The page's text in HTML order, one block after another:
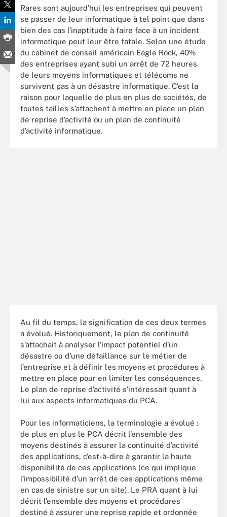
Rares sont aujourd’hui les entreprises qui peuvent
se passer de leur informatique à tel point que dans
bien des cas l’inaptitude à faire face à un incident
informatique peut leur être fatale. Selon une étude
du cabinet de conseil américain Eagle Rock, 40%
des entreprises ayant subi un arrêt de 72 heures
de leurs moyens informatiques et télécoms ne
survivent pas à un désastre informatique. C’est la
raison pour laquelle de plus en plus de sociétés, de
toutes tailles s’attachent à mettre en place un plan
de reprise d’activité ou un plan de continuité
d’activité informatique.
Au fil du temps, la signification de ces deux termes
a évolué. Historiquement, le plan de continuité
s’attachait à analyser l’impact potentiel d’un
désastre ou d’une défaillance sur le métier de
l’entreprise et à définir les moyens et procédures à
mettre en place pour en limiter les conséquences.
Le plan de reprise d’activité s’intéressait quant à
lui aux aspects informatiques du PCA.
Pour les informaticiens, la terminologie a évolué :
de plus en plus le PCA décrit l’ensemble des
moyens destinés à assurer la continuité d’activité
des applications, c’est-à-dire à garantir la haute
disponibilité de ces applications (ce qui implique
l’impossibilité d’un arrêt de ces applications même
en cas de sinistre sur un site). Le PRA quant à lui
décrit l’ensemble des moyens et procédures
destiné à assurer une reprise rapide et ordonnée